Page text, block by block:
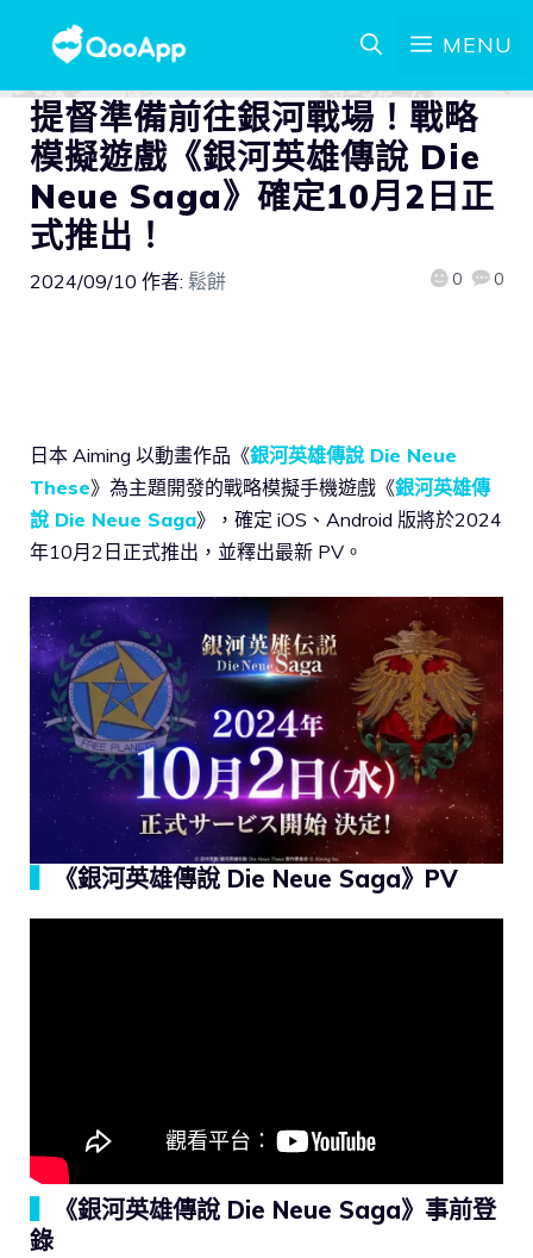
MENU
提督準備前往銀河戰場！戰略
模擬遊戲《銀河英雄傳說 Die
Neue Saga》確定10月2日正
式推出！
2024/09/10 作者: 鬆餅 0 0
日本 Aiming 以動畫作品《銀河英雄傳說 Die Neue
These》為主題開發的戰略模擬手機遊戲《銀河英雄傳
說 Die Neue Saga》，確定 iOS、Android 版將於2024
年10月2日正式推出，並釋出最新 PV。
《銀河英雄傳說 Die Neue Saga》PV
《銀河英雄傳說 Die Neue Saga》事前登
錄